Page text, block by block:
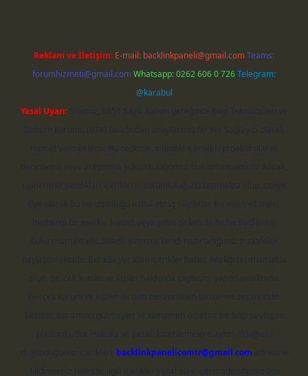
Reklam ve İletişim: E-mail: backlinkpaneli@gmail.comTeams:
forumhizmeti@gmail.comWhatsapp: 0262 606 0 726Telegram:
@karabul
Yasal Uyarı:
backlinkpanelicomtr@gmail.com